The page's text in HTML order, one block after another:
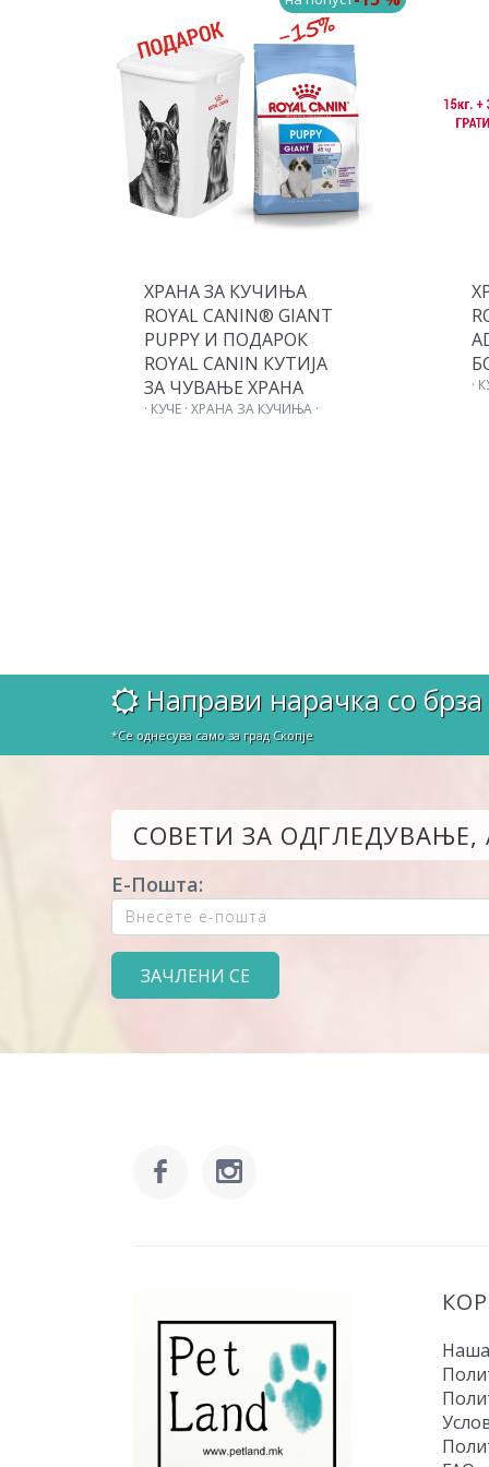
ХРАНА ЗА КУЧИЊА
ROYAL CANIN® GIANT
PUPPY И ПОДАРОК
ROYAL CANIN КУТИЈА
ЗА ЧУВАЊЕ ХРАНА
· КУЧЕ · ХРАНА ЗА КУЧИЊА ·
·
Направи нарачка со брза
*Се однесува само за град Скопје
СОВЕТИ ЗА
Е-Пошта: